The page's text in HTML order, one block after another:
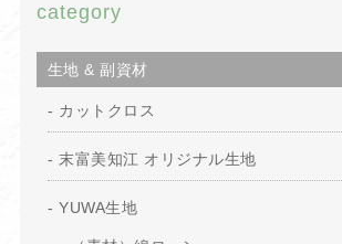
category
生地 & 副資材
カットクロス
末富美知江 オリジナル生地
YUWA生地